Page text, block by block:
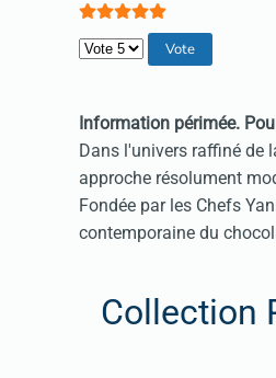
Veuillez voter
Information périmée.
Dans l'univers raffiné de
approche résolument
Fondée par les Chefs
contemporaine du
Collection